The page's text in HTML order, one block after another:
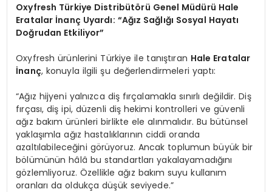
Oxyfresh Türkiye Distribütörü Genel Müdürü Hale
Eratalar İnanç Uyardı: “Ağız Sağlığı Sosyal Hayatı
Doğrudan Etkiliyor”
Oxyfresh ürünlerini Türkiye ile tanıştıran Hale Eratalar
İnanç, konuyla ilgili şu değerlendirmeleri yaptı:
“Ağız hijyeni yalnızca diş fırçalamakla sınırlı değildir. Diş
fırçası, diş ipi, düzenli diş hekimi kontrolleri ve güvenli
ağız bakım ürünleri birlikte ele alınmalıdır. Bu bütünsel
yaklaşımla ağız hastalıklarının ciddi oranda
azaltılabileceğini görüyoruz. Ancak toplumun büyük bir
bölümünün hâlâ bu standartları yakalayamadığını
gözlemliyoruz. Özellikle ağız bakım suyu kullanım
oranları da oldukça düşük seviyede.”